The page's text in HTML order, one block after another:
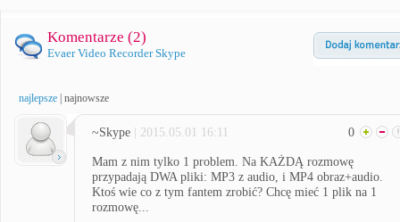
Komentarze (2)
Evaer Video Recorder Skype
najlepsze najnowsze
~Skype | 2015.05.01 16:11 0
Mam z nim tylko 1 problem. Na KAŻDĄ rozmowę
przypadają DWA pliki: MP3 z audio, i MP4 obraz+audio.
Ktoś wie co z tym fantem zrobić? Chcę mieć 1 plik na 1
rozmowę...